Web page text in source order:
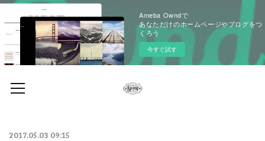
Ameba Owndで
あなただけのホームページやブログをつ
くろう
今すぐ試す
2017.05.03 09:15